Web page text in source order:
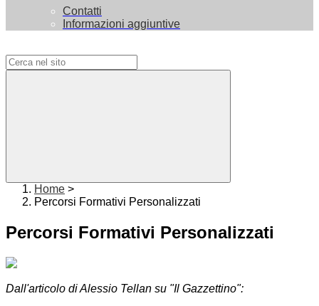
Contatti
Informazioni aggiuntive
Home >
Percorsi Formativi Personalizzati
Percorsi Formativi Personalizzati
Dall'articolo di Alessio Tellan su "Il Gazzettino":